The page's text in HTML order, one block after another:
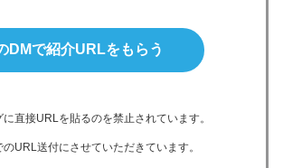
DMで紹介URLをもらう
直接URLを貼るのを禁止されています。
URL送付にさせていただきています。